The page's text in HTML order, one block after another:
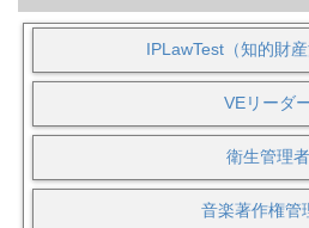
IPLawTest（知的財産
VEリーダ
衛生管理者
音楽著作権管